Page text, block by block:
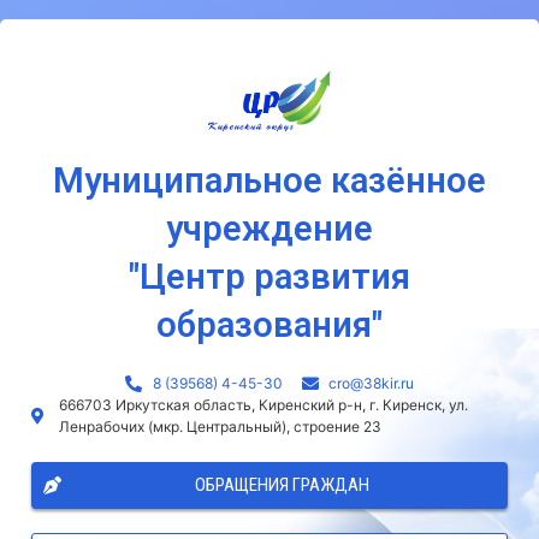
Муниципальное казённое
учреждение
"Центр развития
образования"
8 (39568) 4-45-30
сro@38kir.ru
666703 Иркутская область, Киренский р-н, г. Киренск, ул.
Ленрабочих (мкр. Центральный), строение 23
ОБРАЩЕНИЯ ГРАЖДАН